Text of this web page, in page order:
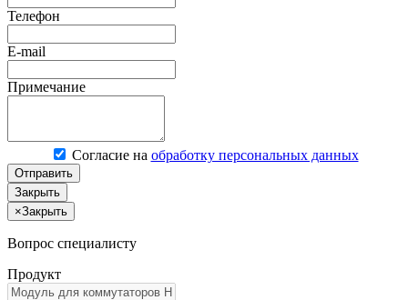
Телефон
E-mail
Примечание
Согласие на обработку персональных данных
Отправить
Закрыть
×Закрыть
Вопрос специалисту
Продукт